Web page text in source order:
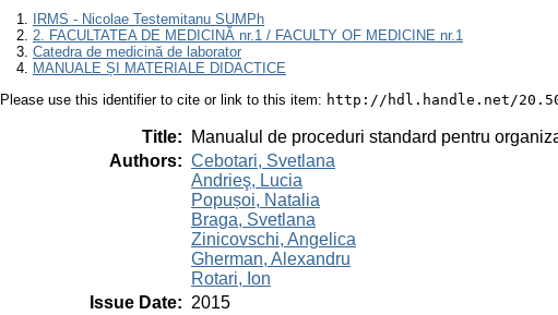
IRMS - Nicolae Testemitanu SUMPh
2. FACULTATEA DE MEDICINĂ nr.1 / FACULTY OF MEDICINE nr.1
Catedra de medicină de laborator
MANUALE ȘI MATERIALE DIDACTICE
Please use this identifier to cite or link to this item: http://hdl.handle.net/
Title:
Manualul de proceduri standard pentru
Authors: Cebotari, Svetlana
Andrieş, Lucia
Popușoi, Natalia
Braga, Svetlana
Zinicovschi, Angelica
Gherman, Alexandru
Rotari, Ion
Issue Date: 2015